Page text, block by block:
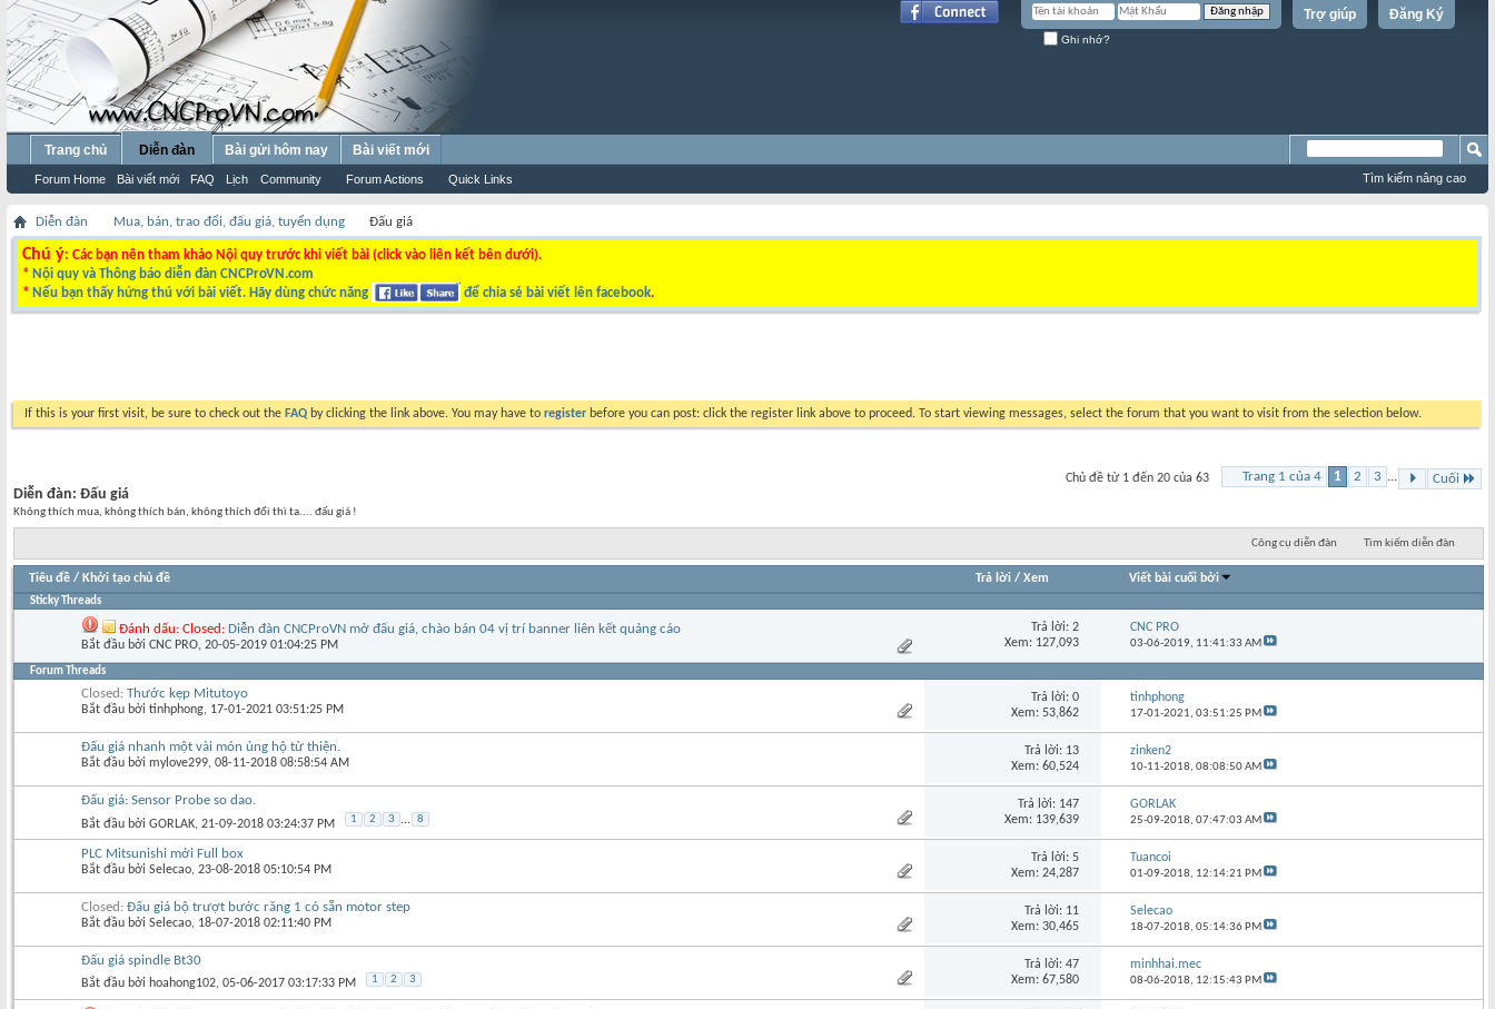
Đăng Ký
Trợ giúp
Ghi nhớ?
Trang chủ Diễn đàn
Forum Home Bài viết mới FAQ Lịch Community Forum Actions Quick Links
Bài gửi hôm nay Bài viết mới
Tìm kiếm nâng cao
Diễn đàn Mua, bán, trao đổi, đấu giá, tuyển dụng Đấu giá
Chú ý: Các bạn nên tham khảo Nội quy trước khi viết bài (click vào liên kết bên dưới).
* Nội quy và Thông báo diễn đàn CNCProVN.com
* Nếu bạn thấy hứng thú với bài viết. Hãy dùng chức năng để chia sẻ bài viết lên facebook.
If this is your first visit, be sure to check out the FAQ by clicking the link above. You may have to register before you can post: click the register link above to proceed. To start viewing messages, select the forum that you want to visit from the selection below.
Trang 1 của 4 1 2 3 ... Cuối
Chủ đề từ 1 đến 20 của 63
Diễn đàn: Đấu giá
Không thích mua, không thích bán, không thích đổi thì ta.... đấu giá !
Công cụ diễn đàn Tìm kiếm diễn đàn
Tiêu đề / Khởi tạo chủ đề Trả lời/ Xem Viết bài cuối bởi
Sticky Threads
Đánh dấu: Closed: Diễn đàn CNCProVN mở đấu giá, chào bán 04 vị trí banner liên kết quảng cáo
Bắt đầu bởi CNC PRO‎, 20-05-2019 01:04:25 PM
Trả lời: 2
Xem: 127,093
CNC PRO
03-06-2019, 11:41:33 AM
Forum Threads
Closed: Thước kẹp Mitutoyo
Bắt đầu bởi tinhphong‎, 17-01-2021 03:51:25 PM
Trả lời: 0
Xem: 53,862
tinhphong
17-01-2021,03:51:25 PM
Đấu giá nhanh một vài món ủng hộ từ thiện.
Bắt đầu bởi mylove299‎, 08-11-2018 08:58:54 AM
Trả lời: 13
Xem: 60,524
zinken2
10-11-2018,08:08:50 AM
Đấu giá: Sensor Probe so dao.
Bắt đầu bởi GORLAK‎, 21-09-2018 03:24:37 PM 1 2 3 ... 8
Trả lời: 147
Xem: 139,639
GORLAK
25-09-2018,07:47:03 AM
PLC Mitsunishi mới Full box
Bắt đầu bởi Selecao‎, 23-08-2018 05:10:54 PM
Trả lời: 5
Xem: 24,287
Tuancoi
01-09-2018, 12:14:21 PM
Closed: Đấu giá bộ trượt bước răng 1 có sẵn motor step
Bắt đầu bởi Selecao‎, 18-07-2018 02:11:40 PM
Trả lời: 11
Xem: 30,465
Selecao
18-07-2018,05:14:36 PM
Đấu giá spindle Bt30
Bắt đầu bởi hoahong102‎, 05-06-2017 03:17:33 PM 1 2 3
Trả lời: 47
Xem: 67,580
minhhai.mec
08-06-2018, 12:15:43 PM